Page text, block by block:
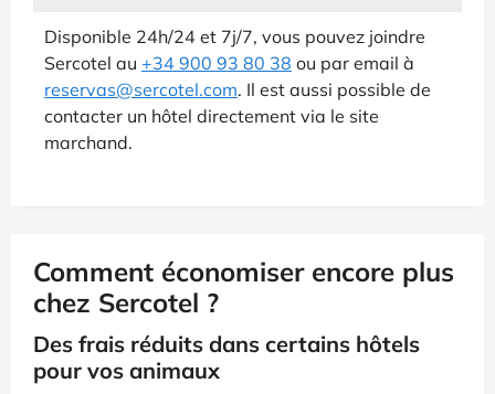
Disponible 24h/24 et 7j/7, vous pouvez joindre
Sercotel au +34 900 93 80 38 ou par email à
reservas@sercotel.com. Il est aussi possible de
contacter un hôtel directement via le site
marchand.
Comment économiser encore plus
chez Sercotel ?
Des frais réduits dans certains hôtels
pour vos animaux